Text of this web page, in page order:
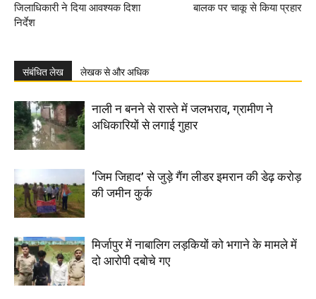
जिलाधिकारी ने दिया आवश्यक दिशा
निर्देश
बालक पर चाकू से किया प्रहार
संबंधित लेख लेखक से और अधिक
नाली न बनने से रास्ते में जलभराव, ग्रामीण ने
अधिकारियों से लगाई गुहार
‘जिम जिहाद’ से जुड़े गैंग लीडर इमरान की डेढ़ करोड़
की जमीन कुर्क
मिर्जापुर में नाबालिग लड़कियों को भगाने के मामले में
दो आरोपी दबोचे गए